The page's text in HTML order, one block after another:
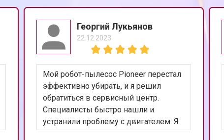
Георгий Лукьянов
22.12.2023
Мой робот-пылесос Pioneer перестал
эффективно убирать, и я решил
обратиться в сервисный центр.
Специалисты быстро нашли и
устранили проблему с двигателем. Я